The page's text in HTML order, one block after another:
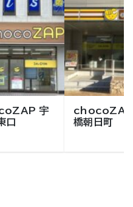
宇
口
chocoZAP
橋朝日町